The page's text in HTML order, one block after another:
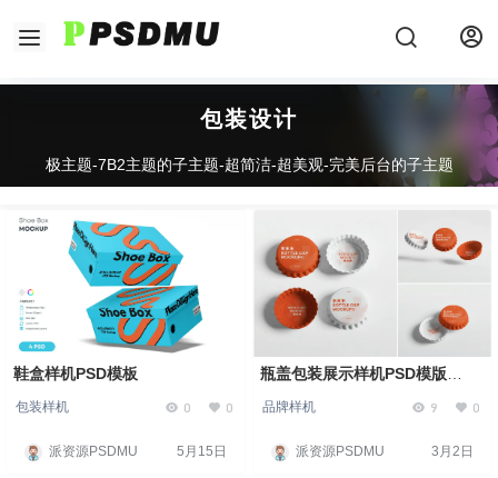
包装设计
极主题-7B2主题的子主题-超简洁-超美观-完美后台的子主题
鞋盒样机PSD模板
包装样机 0 0
派资源PSDMU 5月15日
瓶盖包装展示样机PSD模版
Bottle Cap Mockup
品牌样机 9 0
派资源PSDMU 3月2日